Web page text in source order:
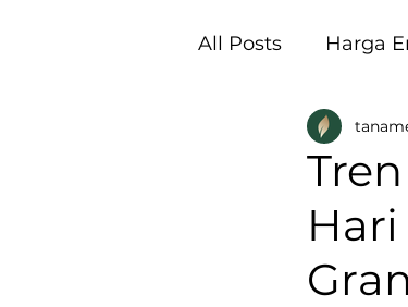
All Posts Harga
Pembukaan
Hari